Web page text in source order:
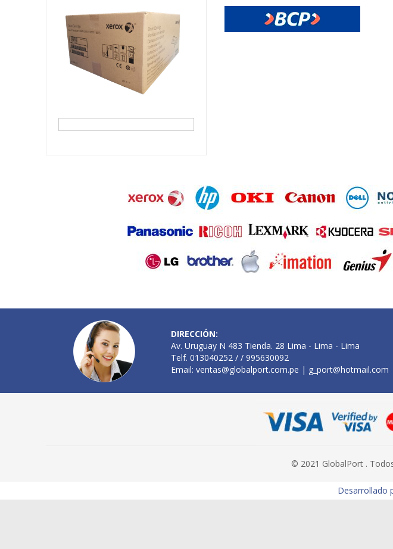
DIRECCIÓN:
Av. Uruguay N 483 Tienda. 28 Lima - Lima - Lima
Telf. 013040252 / / 995630092
Email: ventas@globalport.com.pe | g_port@hotmail.com
© 2021 GlobalPort .
Desarrollado